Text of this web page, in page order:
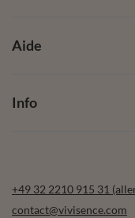
Aide
Info
+49 32 2210 915 31
contact@vivisence.com